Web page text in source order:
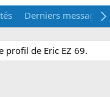
Derniers messages
profil de Eric EZ 69.